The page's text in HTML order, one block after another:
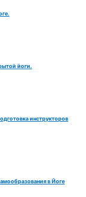
йоги.
инструкторов
в Йоге